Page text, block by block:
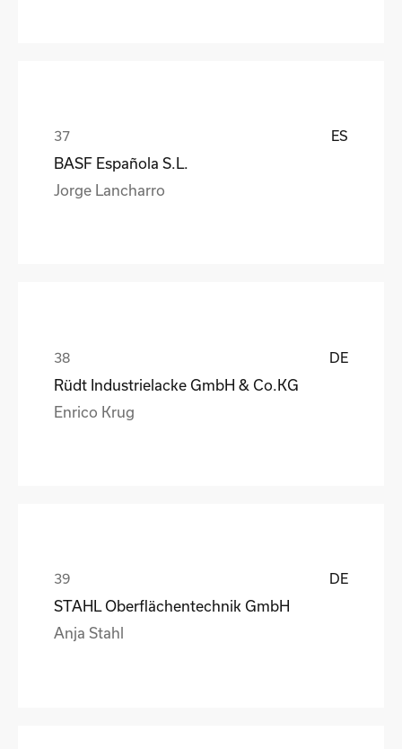
ES
BASF Española S.L.
Jorge Lancharro
DE
Rüdt Industrielacke GmbH & Co.KG
Enrico Krug
DE
STAHL Oberflächentechnik GmbH
Anja Stahl